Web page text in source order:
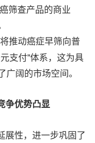
筛查产品的商业
推动癌症早筛向普
支付"体系，这为具
阔的市场空间。
争优势凸显
展性，进一步巩固了